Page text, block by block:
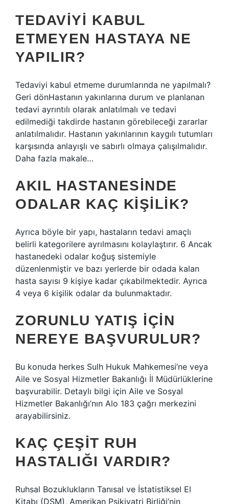
TEDAVIYI KABUL
ETMEYEN HASTAYA NE
YAPILIR?
Tedaviyi kabul etmeme durumlarında ne yapılmalı?
Geri dönHastanın yakınlarına durum ve planlanan
tedavi ayrıntılı olarak anlatılmalı ve tedavi
edilmediği takdirde hastanın görebileceği zararlar
anlatılmalıdır. Hastanın yakınlarının kaygılı tutumları
karşısında anlayışlı ve sabırlı olmaya çalışılmalıdır.
Daha fazla makale…
AKIL HASTANESINDE
ODALAR KAÇ KIŞILIK?
Ayrıca böyle bir yapı, hastaların tedavi amaçlı
belirli kategorilere ayrılmasını kolaylaştırır. 6 Ancak
hastanedeki odalar koğuş sistemiyle
düzenlenmiştir ve bazı yerlerde bir odada kalan
hasta sayısı 9 kişiye kadar çıkabilmektedir. Ayrıca
4 veya 6 kişilik odalar da bulunmaktadır.
ZORUNLU YATIŞ IÇIN
NEREYE BAŞVURULUR?
Bu konuda herkes Sulh Hukuk Mahkemesi’ne veya
Aile ve Sosyal Hizmetler Bakanlığı İl Müdürlüklerine
başvurabilir. Detaylı bilgi için Aile ve Sosyal
Hizmetler Bakanlığı’nın Alo 183 çağrı merkezini
arayabilirsiniz.
KAÇ ÇEŞIT RUH
HASTALIĞI VARDIR?
Ruhsal Bozuklukların Tanısal ve İstatistiksel El
Kitabı (DSM), Amerikan Psikiyatri Birliği’nin